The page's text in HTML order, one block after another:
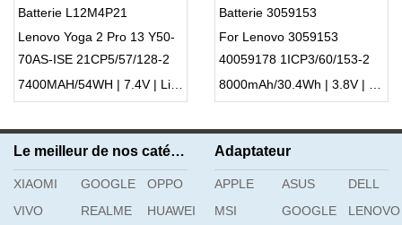
Batterie L12M4P21
Lenovo Yoga 2 Pro 13 Y50-
70AS-ISE 21CP5/57/128-2
7400MAH/54WH | 7.4V | Li-ion ...
Batterie 3059153
For Lenovo 3059153
40059178 1ICP3/60/153-2
8000mAh/30.4Wh | 3.8V | Li-ion ...
Le meilleur de nos catégories
XIAOMI GOOGLE
OPPO
VIVO
REALME
HUAWEI
Adaptateur
APPLE ASUS
DELL
MSI
GOOGLE
LENOVO